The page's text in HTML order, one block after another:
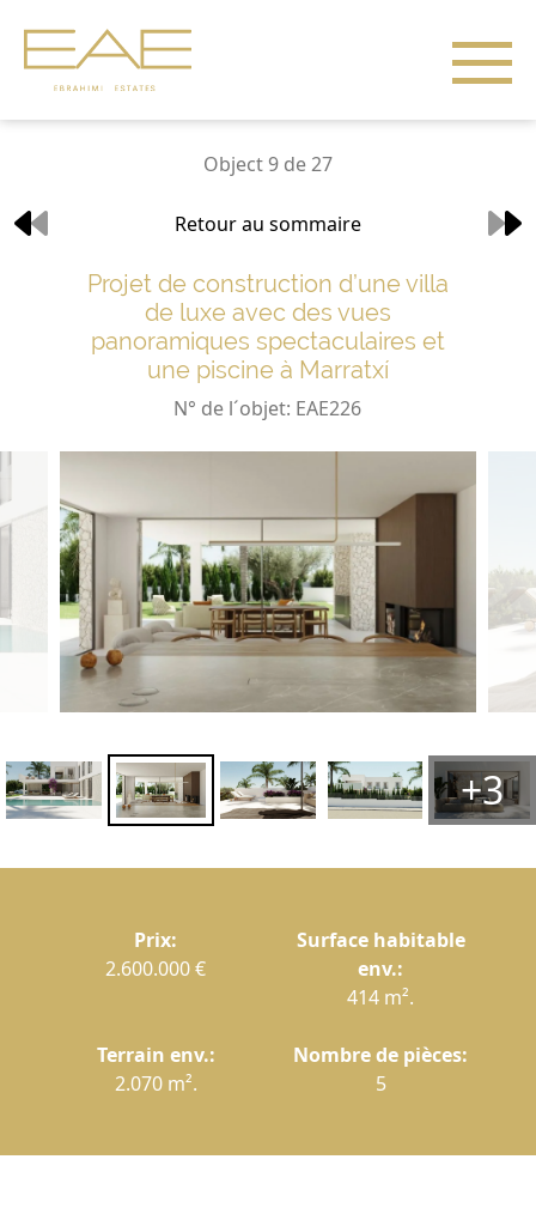
Object 9 de 27
Retour au sommaire
Projet de construction d’une villa
de luxe avec des vues
panoramiques spectaculaires et
une piscine à Marratxí
N° de l´objet: EAE226
+3
Prix:
2.600.000 €
Surface habitable
env.:
414 m².
Terrain env.:
2.070 m².
Nombre de pièces:
5